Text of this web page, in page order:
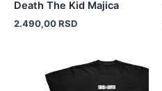
Death The Kid Majica
2.490,00RSD
na
stranici
proizvod